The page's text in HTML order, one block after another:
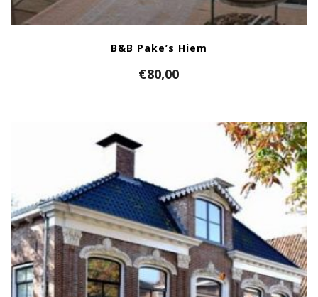
B&B Pake’s Hiem
€80,00